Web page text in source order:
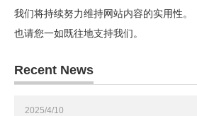
我们将持续努力维持网站内容的实用性。
也请您一如既往地支持我们。
Recent News
2025/4/10